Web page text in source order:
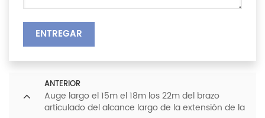
ENTREGAR
ANTERIOR
Auge largo el 15m el 18m los 22m del brazo
articulado del alcance largo de la extensión de la